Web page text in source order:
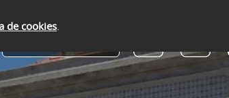
de cookies.